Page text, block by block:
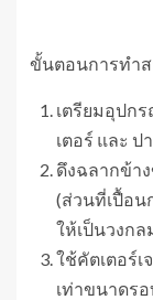
ขั้นตอนการทำ
เตรียมอุปก
เตอร์ และ ป
ดึงฉลากข้า
(ส่วนที่เปื้อน
ให้เป็นวงกล
ใช้คัตเตอร์
เท่าขนาดร